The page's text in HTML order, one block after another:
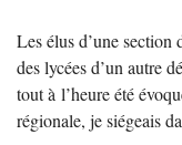
Les élus d’une section
des lycées d’un autre
tout à l’heure été
régionale, je siégeais